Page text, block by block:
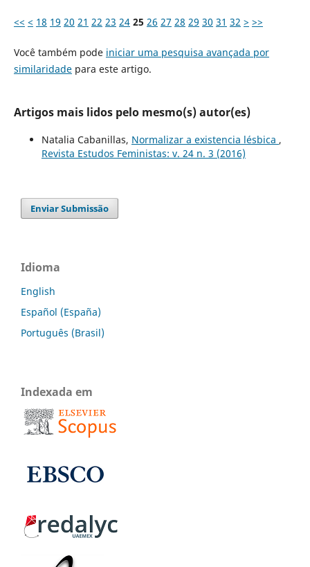
<< < 18 19 20 21 22 23 24 25 26 27 28 29 30 31 32 > >>
Você também pode iniciar uma pesquisa avançada por
similaridadepara este artigo.
Artigos mais lidos pelo mesmo(s) autor(es)
Natalia Cabanillas, Normalizar a existencia lésbica ,
Revista Estudos Feministas: v. 24 n. 3 (2016)
Enviar Submissão
Idioma
English
Español (España)
Português (Brasil)
Indexada em